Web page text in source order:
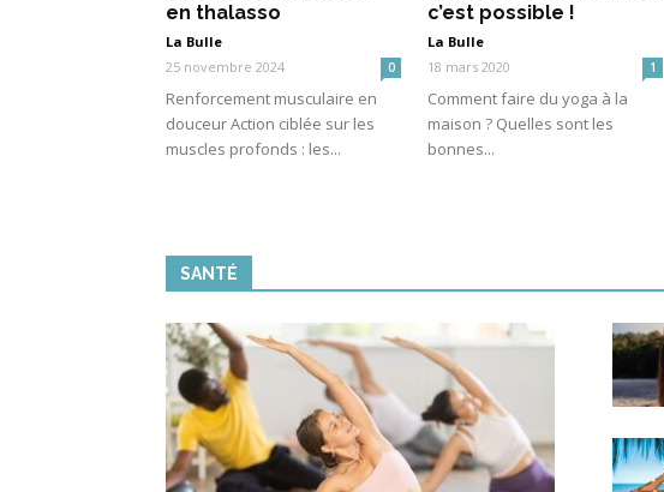
en thalasso
La Bulle
25 novembre 2024
0
Renforcement musculaire en
douceur Action ciblée sur les
muscles profonds : les...
c’est possible !
La Bulle
18 mars 2020
1
Comment faire du yoga à la
maison ? Quelles sont les
bonnes...
SANTÉ